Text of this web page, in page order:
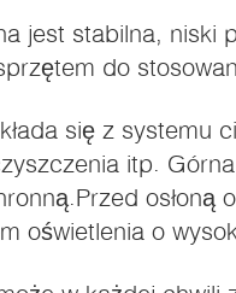
jest stabilna, niski
do
się z systemu
itp.
oświetlenia o